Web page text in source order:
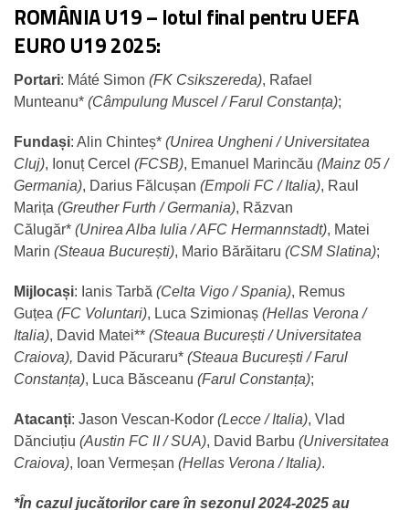
ROMÂNIA U19 – lotul final pentru UEFA
EURO U19 2025:
Portari: Máté Simon (FK Csikszereda), Rafael
Munteanu* (Câmpulung Muscel / Farul Constanța);
Fundași: Alin Chinteș* (Unirea Ungheni / Universitatea
Cluj), Ionuț Cercel (FCSB), Emanuel Marincău (Mainz 05 /
Germania), Darius Fălcușan (Empoli FC / Italia), Raul
Marița (Greuther Furth / Germania), Răzvan
Călugăr* (Unirea Alba Iulia / AFC Hermannstadt), Matei
Marin (Steaua București), Mario Bărăitaru (CSM Slatina);
Mijlocași: Ianis Tarbă (Celta Vigo / Spania), Remus
Guțea (FC Voluntari), Luca Szimionaș (Hellas Verona /
Italia), David Matei** (Steaua București / Universitatea
Craiova), David Păcuraru* (Steaua București / Farul
Constanța), Luca Băsceanu (Farul Constanța);
Atacanți: Jason Vescan-Kodor (Lecce / Italia), Vlad
Dănciuțiu (Austin FC II / SUA), David Barbu (Universitatea
Craiova), Ioan Vermeșan (Hellas Verona / Italia).
*În cazul jucătorilor care în sezonul 2024-2025 au